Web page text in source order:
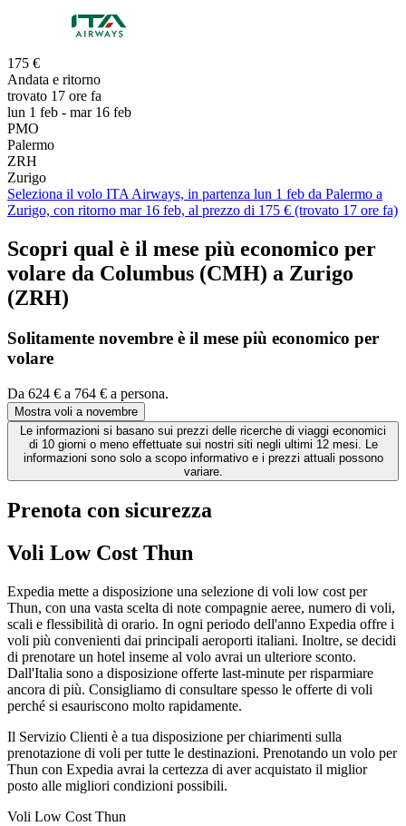
175 €
Andata e ritorno
trovato 17 ore fa
lun 1 feb - mar 16 feb
PMO
Palermo
ZRH
Zurigo
Seleziona il volo ITA Airways, in partenza lun 1 feb da Palermo a
Zurigo, con ritorno mar 16 feb, al prezzo di 175 € (trovato 17 ore fa)
Scopri qual è il mese più economico per
volare da Columbus (CMH) a Zurigo
(ZRH)
Solitamente novembre è il mese più economico per
volare
Da 624 € a 764 € a persona.
Mostra voli a novembre
Le informazioni si basano sui prezzi delle ricerche di viaggi economici
di 10 giorni o meno effettuate sui nostri siti negli ultimi 12 mesi. Le
informazioni sono solo a scopo informativo e i prezzi attuali possono
variare.
Prenota con sicurezza
Voli Low Cost Thun
Expedia mette a disposizione una selezione di voli low cost per
Thun, con una vasta scelta di note compagnie aeree, numero di voli,
scali e flessibilità di orario. In ogni periodo dell'anno Expedia offre i
voli più convenienti dai principali aeroporti italiani. Inoltre, se decidi
di prenotare un hotel inseme al volo avrai un ulteriore sconto.
Dall'Italia sono a disposizione offerte last-minute per risparmiare
ancora di più. Consigliamo di consultare spesso le offerte di voli
perché si esauriscono molto rapidamente.
Il Servizio Clienti è a tua disposizione per chiarimenti sulla
prenotazione di voli per tutte le destinazioni. Prenotando un volo per
Thun con Expedia avrai la certezza di aver acquistato il miglior
posto alle migliori condizioni possibili.
Voli Low Cost Thun